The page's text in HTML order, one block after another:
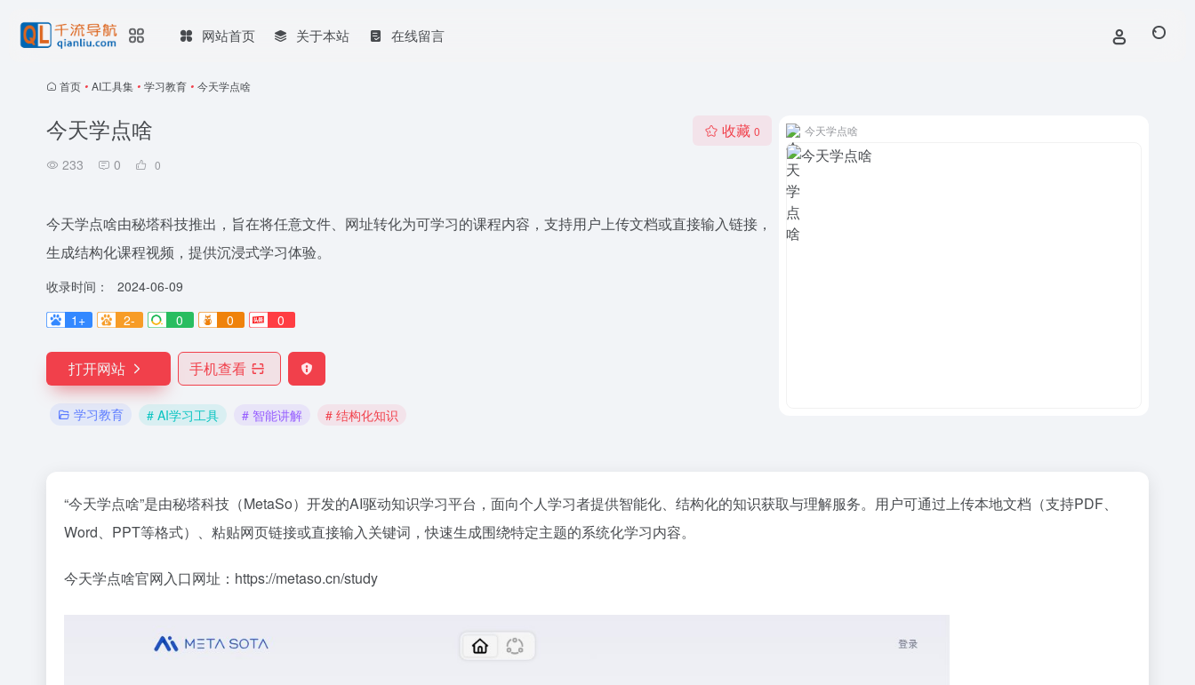
网站首页 关于本站 在线留言
首页 • AI工具集 • 学习教育 • 今天学点啥
今天学点啥
233 0 0
收藏 0
今天学点啥由秘塔科技推出，旨在将任意文件、网址转化为可学习的课程内容，支持用户上传文档或直接输入链接，
生成结构化课程视频，提供沉浸式学习体验。
收录时间：
2024-06-09
1+
2- 0 0 0
打开网站 手机查看
学习教育 # AI学习工具 # 智能讲解 # 结构化知识
今天学点啥
“今天学点啥”是由秘塔科技（MetaSo）开发的AI驱动知识学习平台，面向个人学习者提供智能化、结构化的知识获取与理解服务。用户可通过上传本地文档（支持PDF、
Word、PPT等格式）、粘贴网页链接或直接输入关键词，快速生成围绕特定主题的系统化学习内容。
今天学点啥官网入口网址：https://metaso.cn/study